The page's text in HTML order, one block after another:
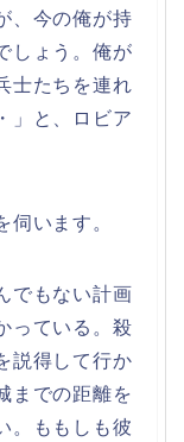
、今の俺が持
しょう。俺が
士たちを連れ
」と、ロビア
伺います。
でもない計画
っている。殺
説得して行か
までの距離を
。ももしも彼